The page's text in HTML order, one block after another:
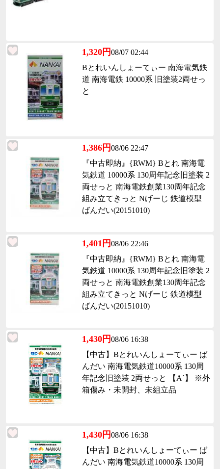
1,320円08/07 02:44
Bとれいんしょーてぃー 南海電気鉄
道 南海電鉄 10000系 旧塗装2両せっ
と
1,386円08/06 22:47
『中古即納』{RWM} Bとれ 南海電
気鉄道 10000系 130周年記念旧塗装 2
両せっと 南海電鉄創業130周年記念
組み立てきっと Nげーじ 鉄道模型
ばんだい(20151010)
1,401円08/06 22:46
『中古即納』{RWM} Bとれ 南海電
気鉄道 10000系 130周年記念旧塗装 2
両せっと 南海電鉄創業130周年記念
組み立てきっと Nげーじ 鉄道模型
ばんだい(20151010)
1,430円08/06 16:38
【中古】Bとれいんしょーてぃー ば
んだい 南海電気鉄道10000系 130周
年記念旧塗装 2両せっと 【A´】 ※外
箱傷み・未開封、未組立品
1,430円08/06 16:38
【中古】Bとれいんしょーてぃー ば
んだい 南海電気鉄道10000系 130周